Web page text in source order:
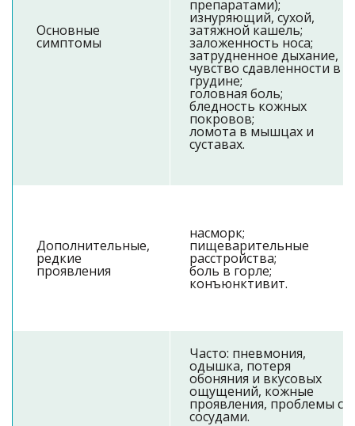
Основные
симптомы
препаратами);
изнуряющий, сухой,
затяжной кашель;
заложенность носа;
затрудненное дыхание,
чувство сдавленности в
грудине;
головная боль;
бледность кожных
покровов;
ломота в мышцах и
суставах.
Дополнительные,
редкие
проявления
насморк;
пищеварительные
расстройства;
боль в горле;
конъюнктивит.
Часто: пневмония,
одышка, потеря
обоняния и вкусовых
ощущений, кожные
проявления, проблемы с
сосудами.